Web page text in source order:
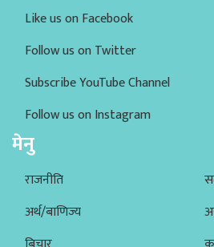
Like us on Facebook
Follow us on Twitter
Subscribe YouTube Channel
Follow us on Instagram
मेनु
राजनीति
अर्थ/बाणिज्य